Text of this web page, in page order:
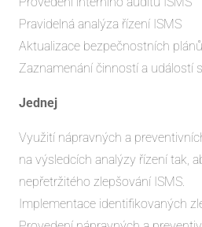
Pravidelná analýza řízení ISMS
Aktualizace bezpečnostních plánů
Zaznamenání činností a událostí
Jednej
Využití nápravných a
na výsledcích analýzy řízení tak,
nepřetržitého zlepšování ISMS.
Implementace identifikovaných